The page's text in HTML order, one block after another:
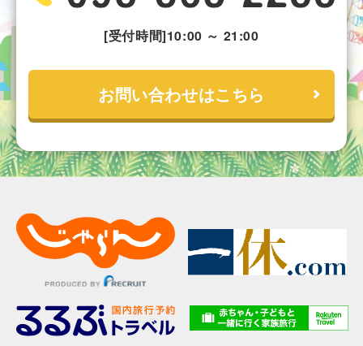
[受付時間]10:00 ～ 21:00
お問い合わせはこちら